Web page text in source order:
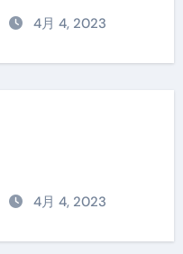
4月 4, 2023
4月 4, 2023